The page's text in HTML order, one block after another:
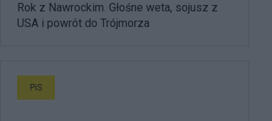
Rok z Nawrockim. Głośne weta, sojusz z
USA i powrót do Trójmorza
PiS